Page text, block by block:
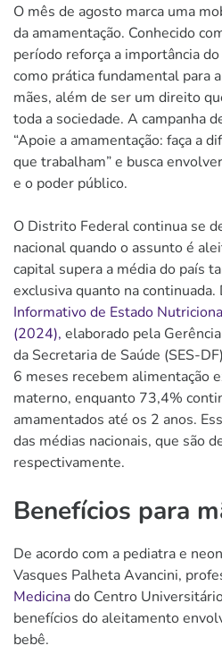
O mês de agosto marca uma
da amamentação. Conhecido
período reforça a importância
como prática fundamental para
mães, além de ser um direito
toda a sociedade. A campanha
“Apoie a amamentação: faça a
que trabalham” e busca
e o poder público.
O Distrito Federal continua se
nacional quando o assunto é
capital supera a média do país
exclusiva quanto na continuada.
Informativo de Estado
(2024), elaborado pela
da Secretaria de Saúde (SES-
6 meses recebem alimentação
materno, enquanto 73,4%
amamentados até os 2 anos.
das médias nacionais, que são
respectivamente.
Benefícios para
De acordo com a pediatra e
Vasques Palheta Avancini,
Medicinado Centro
benefícios do aleitamento
bebê.